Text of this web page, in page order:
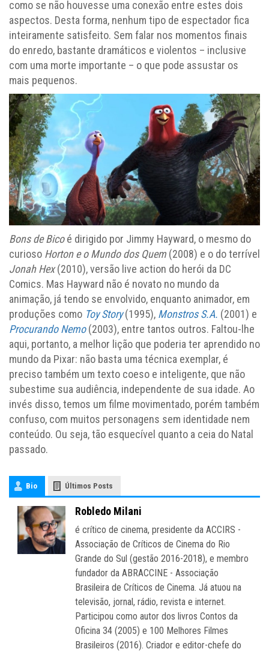
como se não houvesse uma conexão entre estes dois
aspectos. Desta forma, nenhum tipo de espectador fica
inteiramente satisfeito. Sem falar nos momentos finais
do enredo, bastante dramáticos e violentos – inclusive
com uma morte importante – o que pode assustar os
mais pequenos.
Bons de Bicoé dirigido por Jimmy Hayward, o mesmo do
curioso Horton e o Mundo dos Quem (2008) e o do terrível
Jonah Hex(2010), versão live action do herói da DC
Comics. Mas Hayward não é novato no mundo da
animação, já tendo se envolvido, enquanto animador, em
produções como Toy Story(1995), Monstros S.A. (2001) e
Procurando Nemo(2003), entre tantos outros. Faltou-lhe
aqui, portanto, a melhor lição que poderia ter aprendido no
mundo da Pixar: não basta uma técnica exemplar, é
preciso também um texto coeso e inteligente, que não
subestime sua audiência, independente de sua idade. Ao
invés disso, temos um filme movimentado, porém também
confuso, com muitos personagens sem identidade nem
conteúdo. Ou seja, tão esquecível quanto a ceia do Natal
passado.
Bio Últimos Posts
Robledo Milani
é crítico de cinema, presidente da ACCIRS -
Associação de Críticos de Cinema do Rio
Grande do Sul (gestão 2016-2018), e membro
fundador da ABRACCINE - Associação
Brasileira de Críticos de Cinema. Já atuou na
televisão, jornal, rádio, revista e internet.
Participou como autor dos livros Contos da
Oficina 34 (2005) e 100 Melhores Filmes
Brasileiros (2016). Criador e editor-chefe do